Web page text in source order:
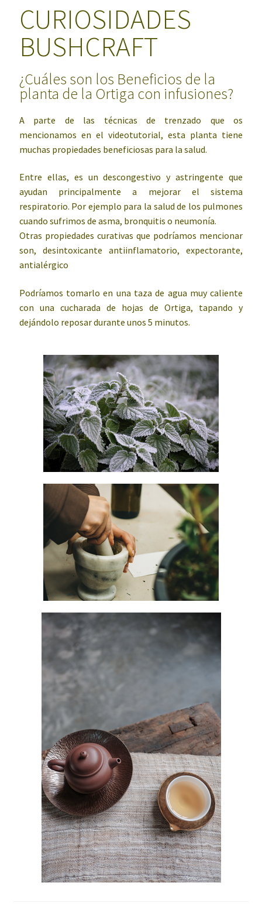
CURIOSIDADES
BUSHCRAFT
¿Cuáles son los Beneficios de la
planta de la Ortiga con infusiones?
A parte de las técnicas de trenzado que os
mencionamos en el videotutorial, esta planta tiene
muchas propiedades beneficiosas para la salud.
Entre ellas, es un descongestivo y astringente que
ayudan principalmente a mejorar el sistema
respiratorio. Por ejemplo para la salud de los pulmones
cuando sufrimos de asma, bronquitis o neumonía.
Otras propiedades curativas que podríamos mencionar
son, desintoxicante antiinflamatorio, expectorante,
antialérgico
Podríamos tomarlo en una taza de agua muy caliente
con una cucharada de hojas de Ortiga, tapando y
dejándolo reposar durante unos 5 minutos.